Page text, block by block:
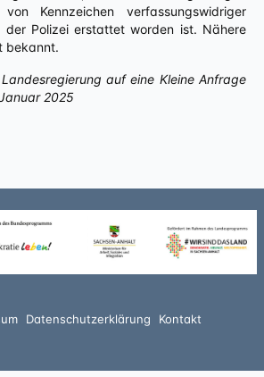
Kennzeichen verfassungswidriger
der Polizei erstattet worden ist. Nähere
bekannt.
auf eine Kleine Anfrage
2025
Datenschutzerklärung Kontakt